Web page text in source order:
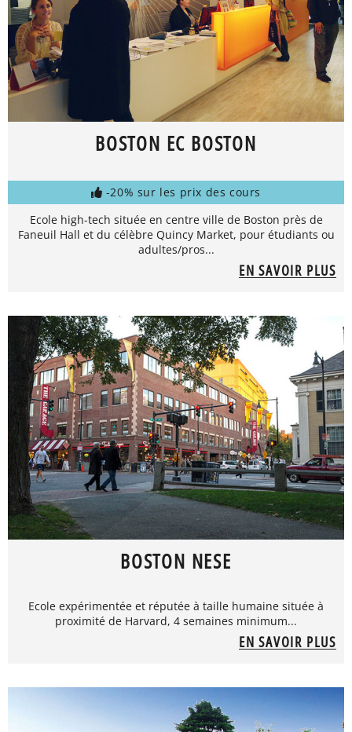
BOSTON EC BOSTON
-20% sur les prix des cours
Ecole high-tech située en centre ville de Boston près de
Faneuil Hall et du célèbre Quincy Market, pour étudiants ou
adultes/pros...
EN SAVOIR PLUS
BOSTON NESE
Ecole expérimentée et réputée à taille humaine située à
proximité de Harvard, 4 semaines minimum...
EN SAVOIR PLUS